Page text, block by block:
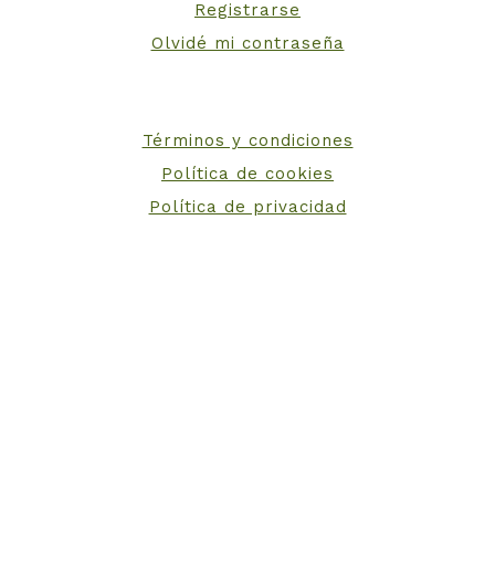
Registrarse
Olvidé mi contraseña
Términos y condiciones
Política de cookies
Política de privacidad